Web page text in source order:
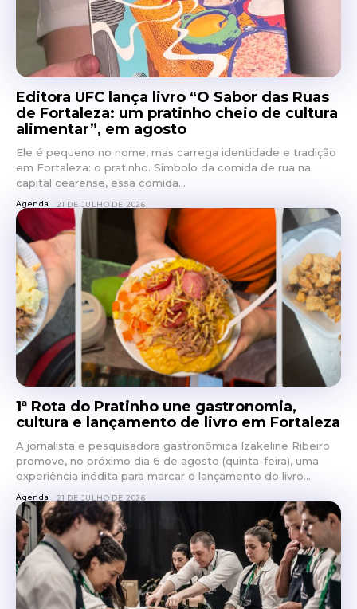
Editora UFC lança livro “O Sabor das Ruas
de Fortaleza: um pratinho cheio de cultura
alimentar”, em agosto
Ele é pequeno no nome, mas carrega identidade e tradição
em Fortaleza: o pratinho. Símbolo da comida de rua na
capital cearense, essa comida...
Agenda 21 DE JULHO DE 2026
1ª Rota do Pratinho une gastronomia,
cultura e lançamento de livro em Fortaleza
A jornalista e pesquisadora gastronômica Izakeline Ribeiro
promove, no próximo dia 6 de agosto (quinta-feira), uma
experiência inédita para marcar o lançamento do livro...
Agenda 21 DE JULHO DE 2026